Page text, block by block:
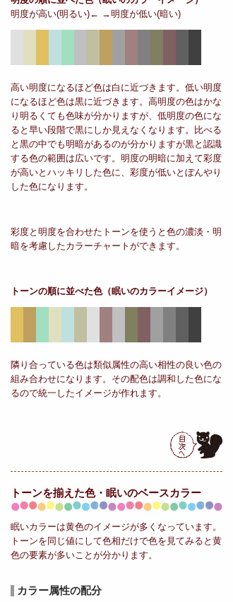
明度が高い(明るい)← →明度が低い(暗い)
高い明度になるほど色は白に近づきます。低い明度
になるほど色は黒に近づきます。高明度の色はかな
り明るくても色味が分かりますが、低明度の色にな
ると早い段階で黒にしか見えなくなります。比べる
と黒の中でも明暗があるのが分かりますが黒と認識
する色の範囲は広いです。明度の明暗に加えて彩度
が高いとハッキリした色に、彩度が低いとぼんやり
した色になります。
彩度と明度を合わせたトーンを使うと色の濃淡・明
暗を考慮したカラーチャートができます。
トーンの順に並べた色（眠いのカラーイメージ）
隣り合っている色は類似属性の高い相性の良い色の
組み合わせになります。その配色は調和した色にな
るので統一したイメージが作れます。
トーンを揃えた色・眠いのベースカラー
眠いカラーは黄色のイメージが多くなっています。
トーンを同じ値にして色相だけで色を見てみると黄
色の要素が多いことが分かります。
カラー属性の配分